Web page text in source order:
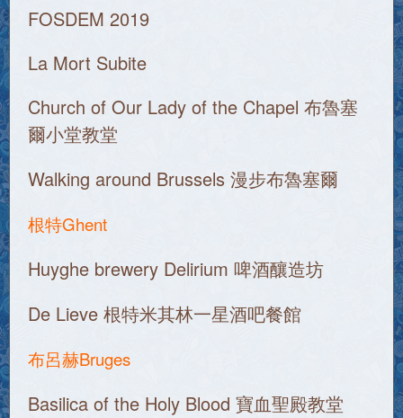
FOSDEM 2019
La Mort Subite
Church of Our Lady of the Chapel 布魯塞
爾小堂教堂
Walking around Brussels 漫步布魯塞爾
根特Ghent
Huyghe brewery Delirium 啤酒釀造坊
De Lieve 根特米其林一星酒吧餐館
布呂赫Bruges
Basilica of the Holy Blood 寶血聖殿教堂